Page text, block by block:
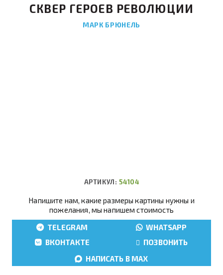
СКВЕР ГЕРОЕВ РЕВОЛЮЦИИ
МАРК БРЮНЕЛЬ
АРТИКУЛ:54104
Напишите нам, какие размеры картины нужны и
пожелания, мы напишем стоимость
TELEGRAM
WHATSAPP
ВКОНТАКТЕ
ПОЗВОНИТЬ
НАПИСАТЬ В MAX